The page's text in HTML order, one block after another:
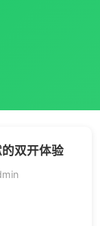
双开体验